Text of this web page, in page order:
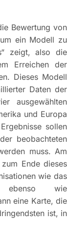
Bewertung von
ein Modell zu
zeigt, also die
Erreichen der
Dieses Modell
Daten der
ausgewählten
und Europa
sollen
beobachteten
muss. Am
Ende dieses
wie das
ebenso wie
eine Karte, die
ist, in